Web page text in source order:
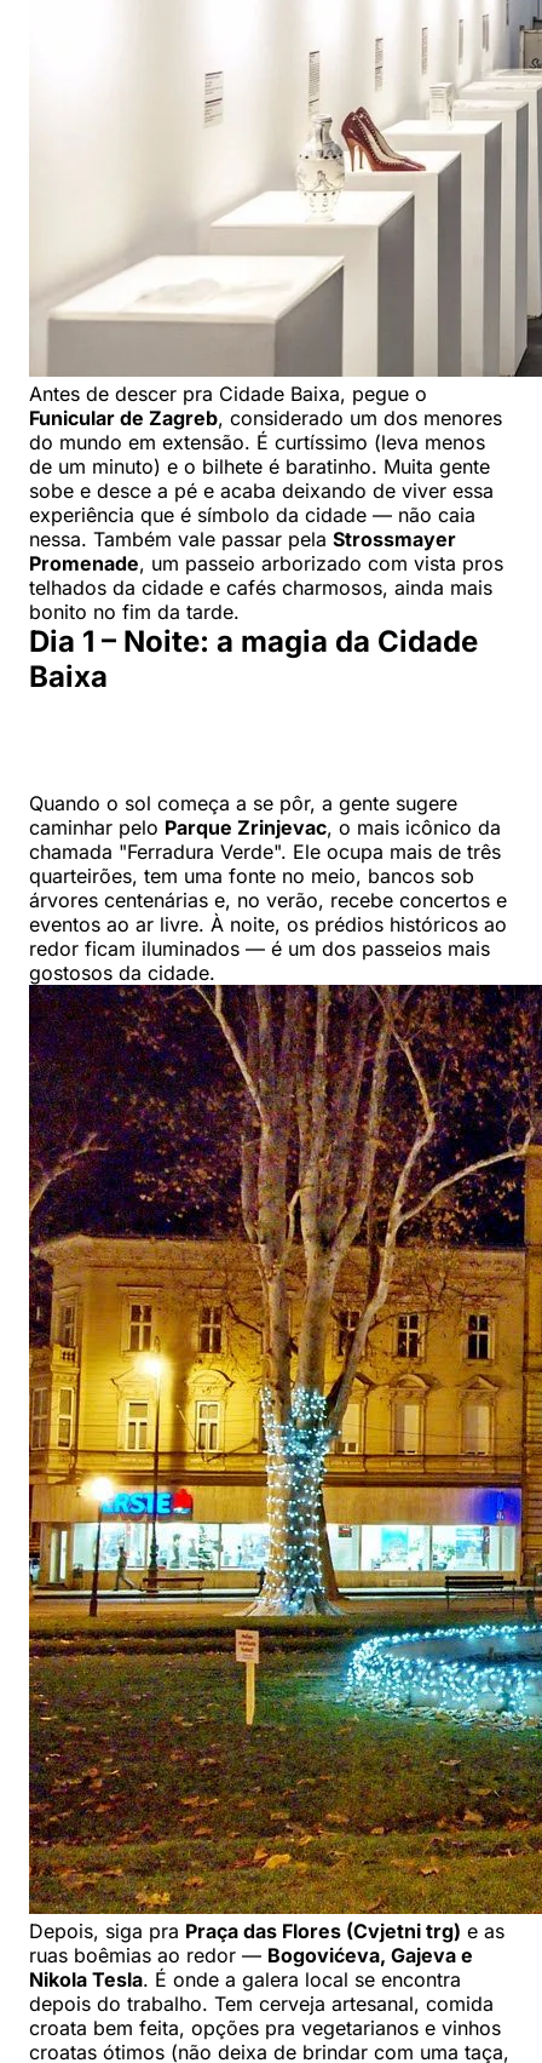
Antes de descer pra Cidade Baixa, pegue o
Funicular de Zagreb, considerado um dos menores
do mundo em extensão. É curtíssimo (leva menos
de um minuto) e o bilhete é baratinho. Muita gente
sobe e desce a pé e acaba deixando de viver essa
experiência que é símbolo da cidade — não caia
nessa. Também vale passar pela Strossmayer
Promenade, um passeio arborizado com vista pros
telhados da cidade e cafés charmosos, ainda mais
bonito no fim da tarde.
Dia 1 – Noite: a magia da Cidade
Baixa
Quando o sol começa a se pôr, a gente sugere
caminhar pelo Parque Zrinjevac, o mais icônico da
chamada "Ferradura Verde". Ele ocupa mais de três
quarteirões, tem uma fonte no meio, bancos sob
árvores centenárias e, no verão, recebe concertos e
eventos ao ar livre. À noite, os prédios históricos ao
redor ficam iluminados — é um dos passeios mais
gostosos da cidade.
Depois, siga pra Praça das Flores (Cvjetni trg) e as
ruas boêmias ao redor — Bogovićeva, Gajeva e
Nikola Tesla. É onde a galera local se encontra
depois do trabalho. Tem cerveja artesanal, comida
croata bem feita, opções pra vegetarianos e vinhos
croatas ótimos (não deixa de brindar com uma taça,